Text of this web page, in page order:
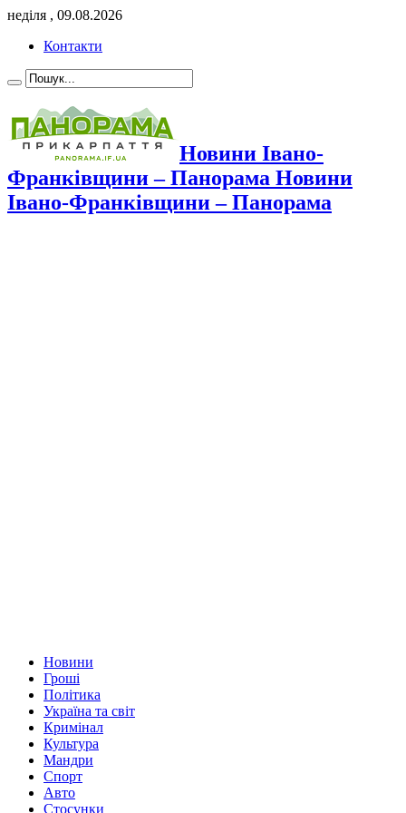
неділя , 09.08.2026
Контакти
Новини Івано-
Франківщини – Панорама Новини
Івано-Франківщини – Панорама
Новини
Гроші
Політика
Україна та світ
Кримінал
Культура
Мандри
Спорт
Авто
Стосунки